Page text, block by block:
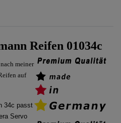
Reifen 01034c
meiner
auf
34c passt
Servo